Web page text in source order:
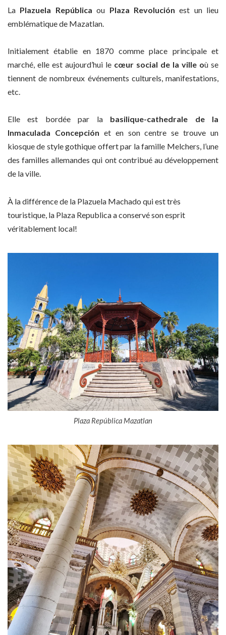
La Plazuela República ou Plaza Revolución est un lieu
emblématique de Mazatlan.
Initialement établie en 1870 comme place principale et
marché, elle est aujourd’hui le cœur social de la ville où se
tiennent de nombreux événements culturels, manifestations,
etc.
Elle est bordée par la basilique-cathedrale de la
Inmaculada Concepción et en son centre se trouve un
kiosque de style gothique offert par la famille Melchers, l’une
des familles allemandes qui ont contribué au développement
de la ville.
À la différence de la Plazuela Machado qui est très
touristique, la Plaza Republica a conservé son esprit
véritablement local!
Plaza República Mazatlan